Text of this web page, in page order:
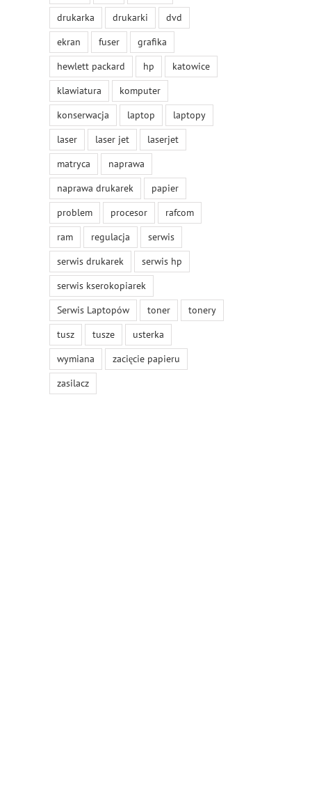
drukarka
drukarki
dvd
ekran
fuser
grafika
hewlett packard
hp
katowice
klawiatura
komputer
konserwacja
laptop
laptopy
laser
laser jet
laserjet
matryca
naprawa
naprawa drukarek
papier
problem
procesor
rafcom
ram
regulacja
serwis
serwis drukarek
serwis hp
serwis kserokopiarek
Serwis Laptopów
toner
tonery
tusz
tusze
usterka
wymiana
zacięcie papieru
zasilacz